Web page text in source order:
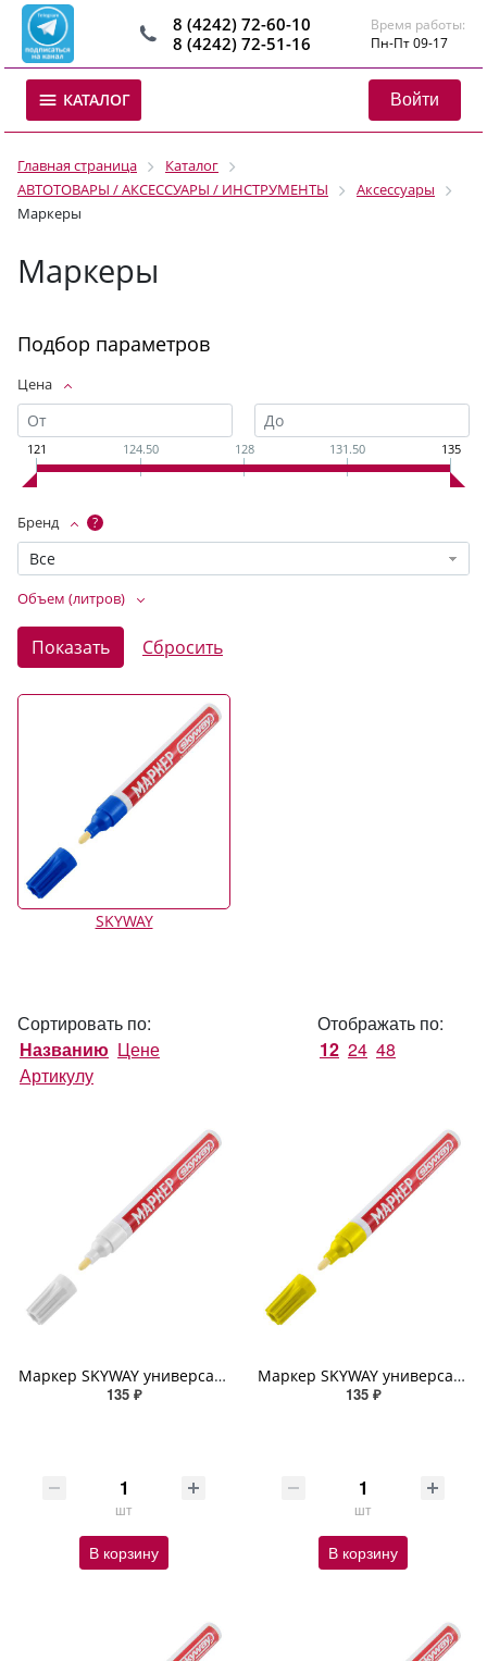
8 (4242) 72-60-10
8 (4242) 72-51-16
Время работы:
Пн-Пт 09-17
КАТАЛОГ Войти
Главная страница
Каталог
АВТОТОВАРЫ / АКСЕССУАРЫ / ИНСТРУМЕНТЫ
Аксессуары
Маркеры
Маркеры
Подбор параметров
Цена
121 124.50 128 131.50 135
Бренд ?
Все
Объем (литров)
SKYWAY
Сортировать по:
Названию Цене
Артикулу
Отображать по:
12 24 48
Маркер SKYWAY универсальный с наконечником из фетра, цвет белый
135 ₽
шт
В корзину
Маркер SKYWAY универсальный с наконечником из фетра, цвет желтый
135 ₽
шт
В корзину